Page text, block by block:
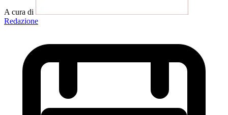
A cura di
Redazione